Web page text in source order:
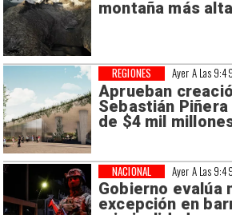
montaña más
Ayer A Las 9:49
Aprueban
Sebastián
de $4 mil
REGIONES
Ayer A Las 9:49
Gobierno evalúa
excepción en
NACIONAL